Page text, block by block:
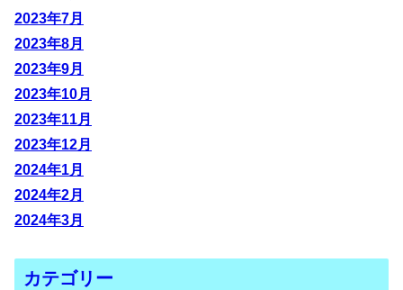
2023年7月
2023年8月
2023年9月
2023年10月
2023年11月
2023年12月
2024年1月
2024年2月
2024年3月
カテゴリー